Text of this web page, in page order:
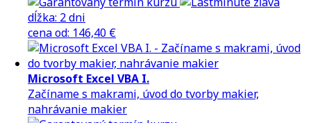
dĺžka: 2 dni
cenaod: 146,40 €
Microsoft Excel VBA I.
Začíname s makrami, úvod do tvorby makier,
nahrávanie makier